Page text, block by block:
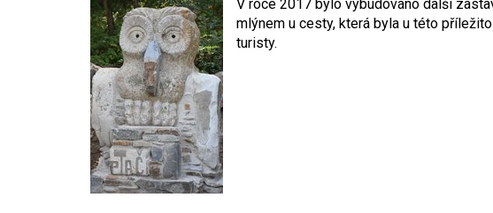
V roce 2017 bylo vybudováno další
mlýnem u cesty, která byla u této
turisty.